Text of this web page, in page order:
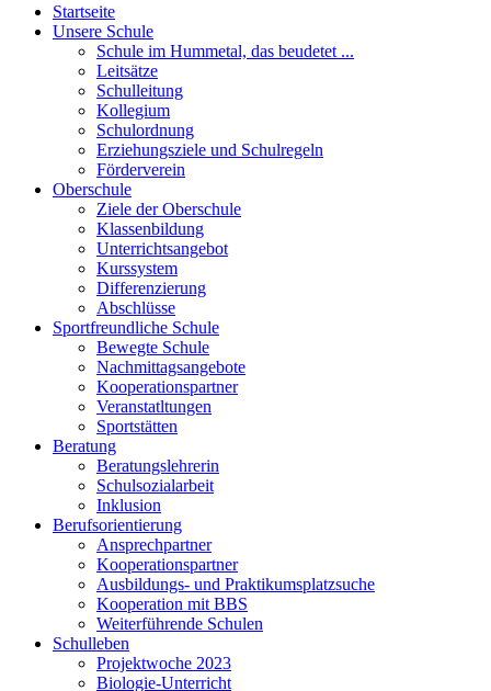
Startseite
Unsere Schule
Schule im Hummetal, das beudetet ...
Leitsätze
Schulleitung
Kollegium
Schulordnung
Erziehungsziele und Schulregeln
Förderverein
Oberschule
Ziele der Oberschule
Klassenbildung
Unterrichtsangebot
Kurssystem
Differenzierung
Abschlüsse
Sportfreundliche Schule
Bewegte Schule
Nachmittagsangebote
Kooperationspartner
Veranstatltungen
Sportstätten
Beratung
Beratungslehrerin
Schulsozialarbeit
Inklusion
Berufsorientierung
Ansprechpartner
Kooperationspartner
Ausbildungs- und Praktikumsplatzsuche
Kooperation mit BBS
Weiterführende Schulen
Schulleben
Projektwoche 2023
Biologie-Unterricht